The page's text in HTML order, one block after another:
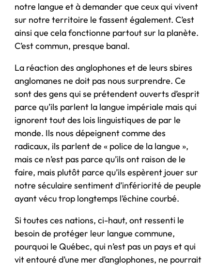
notre langue et à demander que ceux qui vivent
sur notre territoire le fassent également. C’est
ainsi que cela fonctionne partout sur la planète.
C’est commun, presque banal.
La réaction des anglophones et de leurs sbires
anglomanes ne doit pas nous surprendre. Ce
sont des gens qui se prétendent ouverts d’esprit
parce qu’ils parlent la langue impériale mais qui
ignorent tout des lois linguistiques de par le
monde. Ils nous dépeignent comme des
radicaux, ils parlent de « police de la langue »,
mais ce n’est pas parce qu’ils ont raison de le
faire, mais plutôt parce qu’ils espèrent jouer sur
notre séculaire sentiment d’infériorité de peuple
ayant vécu trop longtemps l’échine courbé.
Si toutes ces nations, ci-haut, ont ressenti le
besoin de protéger leur langue commune,
pourquoi le Québec, qui n’est pas un pays et qui
vit entouré d’une mer d’anglophones, ne pourrait